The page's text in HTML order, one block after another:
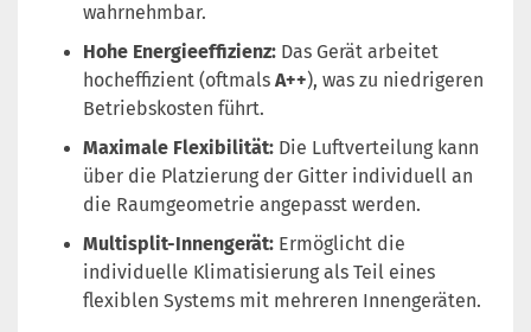
wahrnehmbar.
Hohe Energieeffizienz: Das Gerät arbeitet
hocheffizient (oftmals A++), was zu niedrigeren
Betriebskosten führt.
Maximale Flexibilität: Die Luftverteilung kann
über die Platzierung der Gitter individuell an
die Raumgeometrie angepasst werden.
Multisplit-Innengerät: Ermöglicht die
individuelle Klimatisierung als Teil eines
flexiblen Systems mit mehreren Innengeräten.